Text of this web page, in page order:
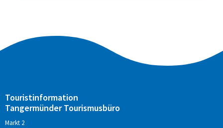
Touristinformation
Tangermünder Tourismusbüro
Markt 2